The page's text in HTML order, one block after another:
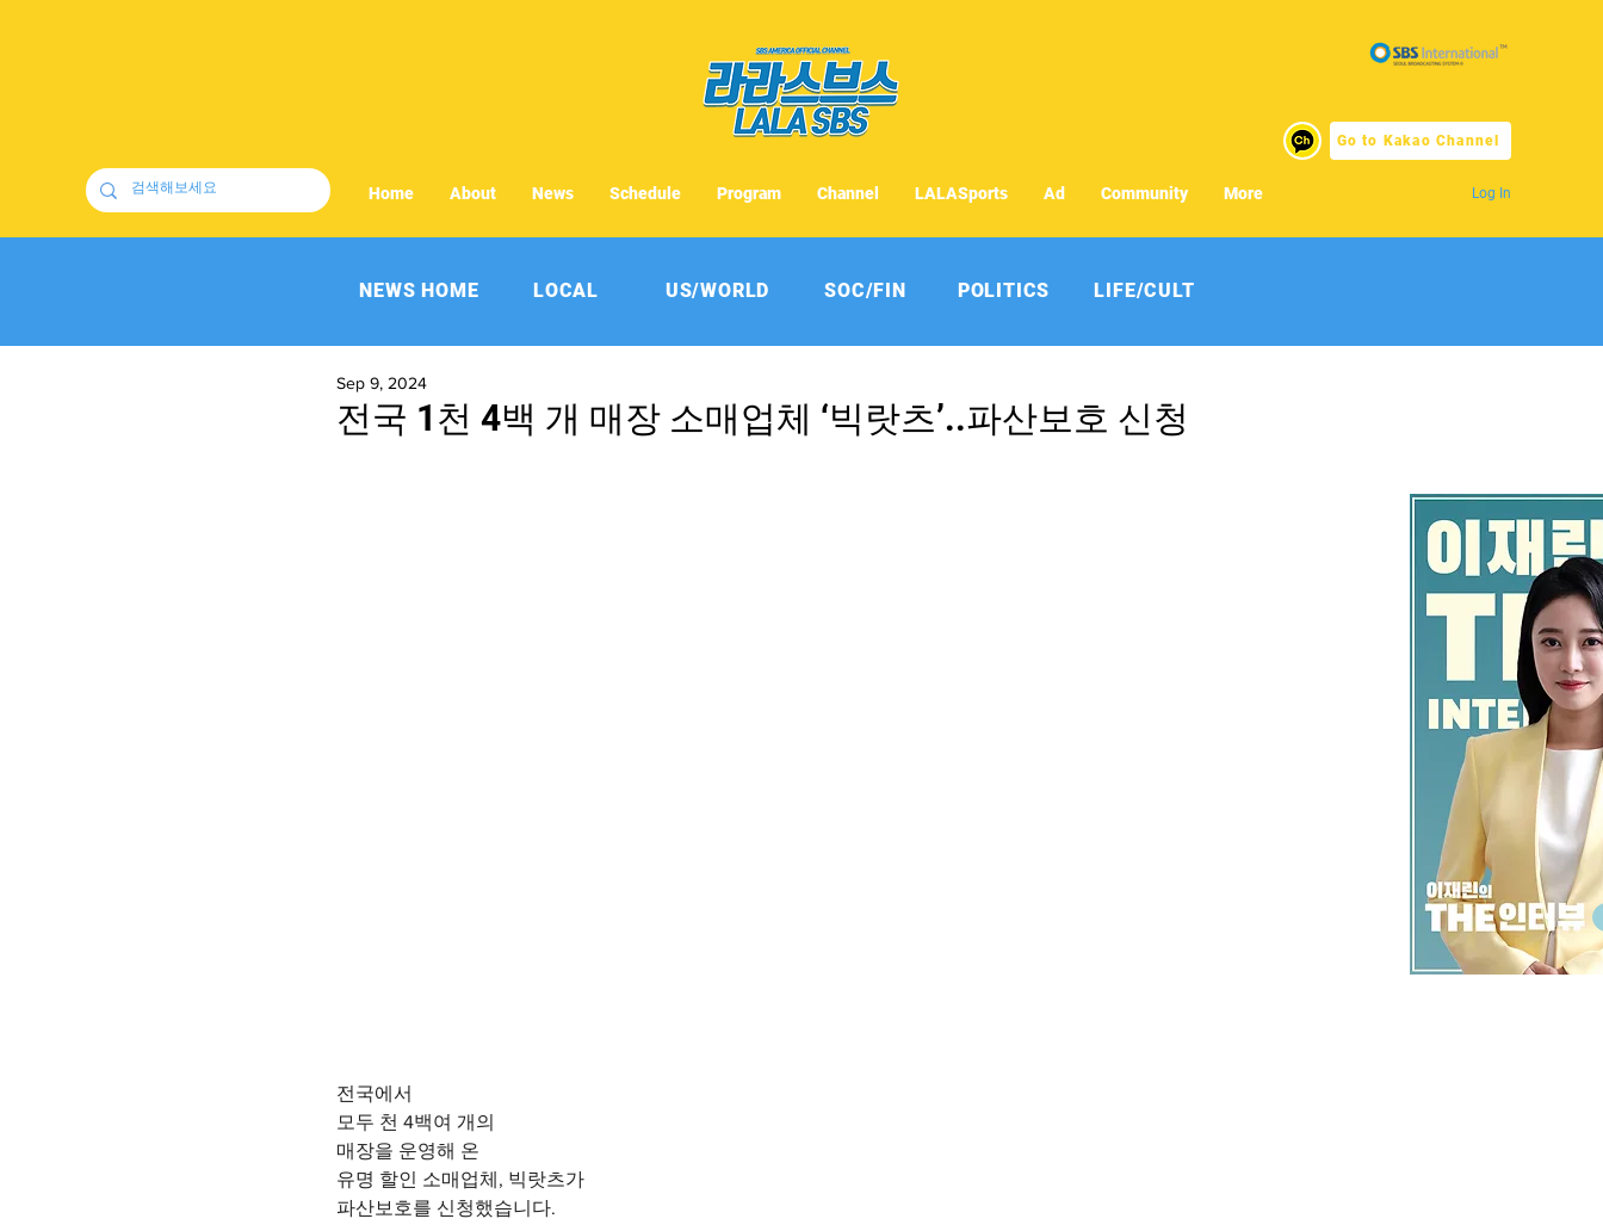
Go to Kakao Channel
Log In
Home About News Schedule Program Channel LALASports Ad Community More
NEWS HOME LOCAL US/WORLD SOC/FIN POLITICS LIFE/CULT
전국 1천 4백 개 매장 소매업체 ‘빅랏츠’..파산보호 신청
Sep 9, 2024
전국에서
모두 천 4백여 개의
매장을 운영해 온
유명 할인 소매업체, 빅랏츠가
파산보호를 신청했습니다.